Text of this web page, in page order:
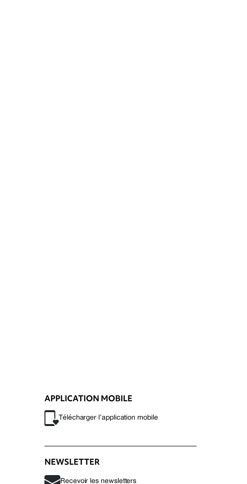
APPLICATION MOBILE
Télécharger l’application mobile
NEWSLETTER
Recevoir les newsletters